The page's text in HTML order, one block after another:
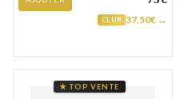
CLUB 37,50€ →
★ TOP VENTE